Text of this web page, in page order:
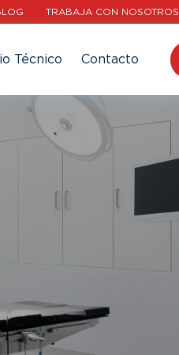
TRABAJA CON NOSOTROS
Técnico Contacto